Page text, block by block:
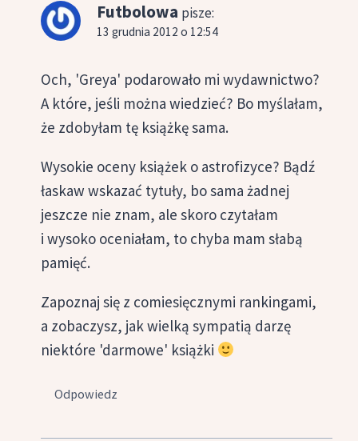
Futbolowa pisze:
13 grudnia 2012 o 12:54
Och, 'Greya' podarowało mi wydawnictwo?
A które, jeśli można wiedzieć? Bo myślałam,
że zdobyłam tę książkę sama.
Wysokie oceny książek o astrofizyce? Bądź
łaskaw wskazać tytuły, bo sama żadnej
jeszcze nie znam, ale skoro czytałam
i wysoko oceniałam, to chyba mam słabą
pamięć.
Zapoznaj się z comiesięcznymi rankingami,
a zobaczysz, jak wielką sympatią darzę
niektóre 'darmowe' książki
Odpowiedz